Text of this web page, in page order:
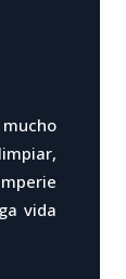
vida